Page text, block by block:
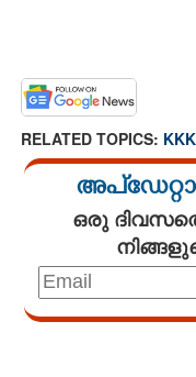
RELATED TOPICS: KKK
ഒരു